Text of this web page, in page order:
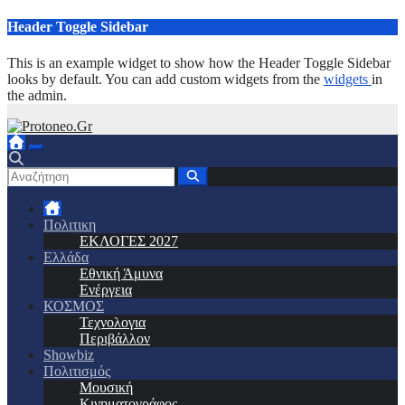
Μετάβαση
περιεχόμενο
Header Toggle Sidebar
This is an example widget to show how the Header Toggle Sidebar
looks by default. You can add custom widgets from the widgets in
the admin.
Πολιτικη
ΕΚΛΟΓΕΣ 2027
Ελλάδα
Εθνική Άμυνα
Ενέργεια
ΚΟΣΜΟΣ
Τεχνολογια
Περιβάλλον
Showbiz
Πολιτισμός
Μουσική